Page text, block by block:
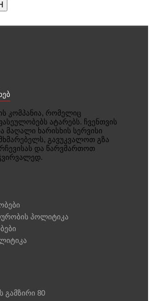
კომპანია, რომელიც
ატარებს. ჩვენთვის
მაღალი ხარისხის სერვისი
გავუკვალოთ გზა
და წარვმართოთ
პოლიტიკა
გამზირი 80